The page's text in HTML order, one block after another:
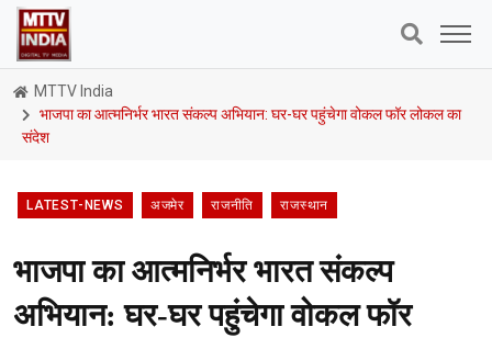
MTTV India
भाजपा का आत्मनिर्भर भारत संकल्प अभियान: घर-घर पहुंचेगा वोकल फॉर लोकल का
संदेश
LATEST-NEWS अजमेर राजनीति राजस्थान
भाजपा का आत्मनिर्भर भारत संकल्प
अभियान: घर-घर पहुंचेगा वोकल फॉर